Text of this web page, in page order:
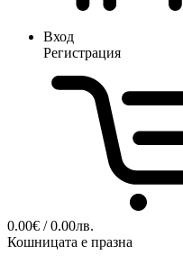
Вход
Регистрация
0.00€ / 0.00лв.
Кошницата е празна